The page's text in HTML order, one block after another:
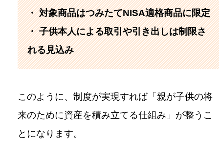
・ 対象商品はつみたてNISA適格商品に限定
・ 子供本人による取引や引き出しは制限さ
れる見込み
このように、制度が実現すれば「親が子供の将
来のために資産を積み立てる仕組み」が整うこ
とになります。